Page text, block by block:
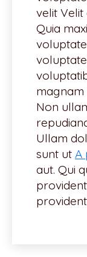
velit Velit
Quia
magnam
Non
Ullam
sunt ut A
aut. Qui